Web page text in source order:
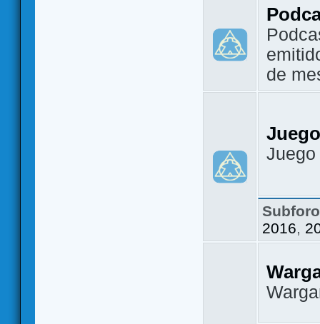
de
2016,